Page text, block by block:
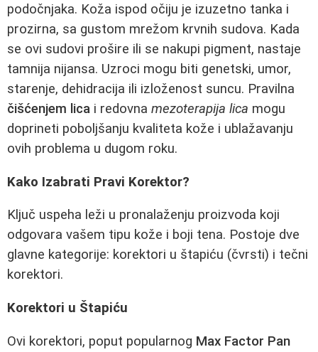
podočnjaka. Koža ispod očiju je izuzetno tanka i
prozirna, sa gustom mrežom krvnih sudova. Kada
se ovi sudovi prošire ili se nakupi pigment, nastaje
tamnija nijansa. Uzroci mogu biti genetski, umor,
starenje, dehidracija ili izloženost suncu. Pravilna
čišćenjem lica i redovna mezoterapija lica mogu
doprineti poboljšanju kvaliteta kože i ublažavanju
ovih problema u dugom roku.
Kako Izabrati Pravi Korektor?
Ključ uspeha leži u pronalaženju proizvoda koji
odgovara vašem tipu kože i boji tena. Postoje dve
glavne kategorije: korektori u štapiću (čvrsti) i tečni
korektori.
Korektori u Štapiću
Ovi korektori, poput popularnog Max Factor Pan